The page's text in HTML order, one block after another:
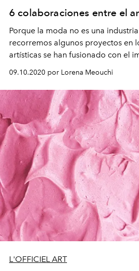
6 colaboraciones entre el
Porque la moda no es una
recorremos algunos proyectos en
artísticas se han fusionado con el
09.10.2020 por Lorena Meouchi
L'OFFICIEL ART